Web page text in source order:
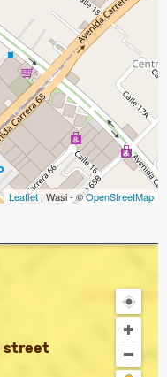
Leaflet | Wasi - ©OpenStreetMap
street